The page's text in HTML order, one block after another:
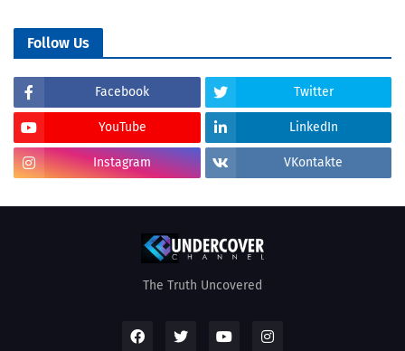
Follow Us
Facebook Twitter
YouTube LinkedIn
Instagram VKontakte
The Truth Uncovered